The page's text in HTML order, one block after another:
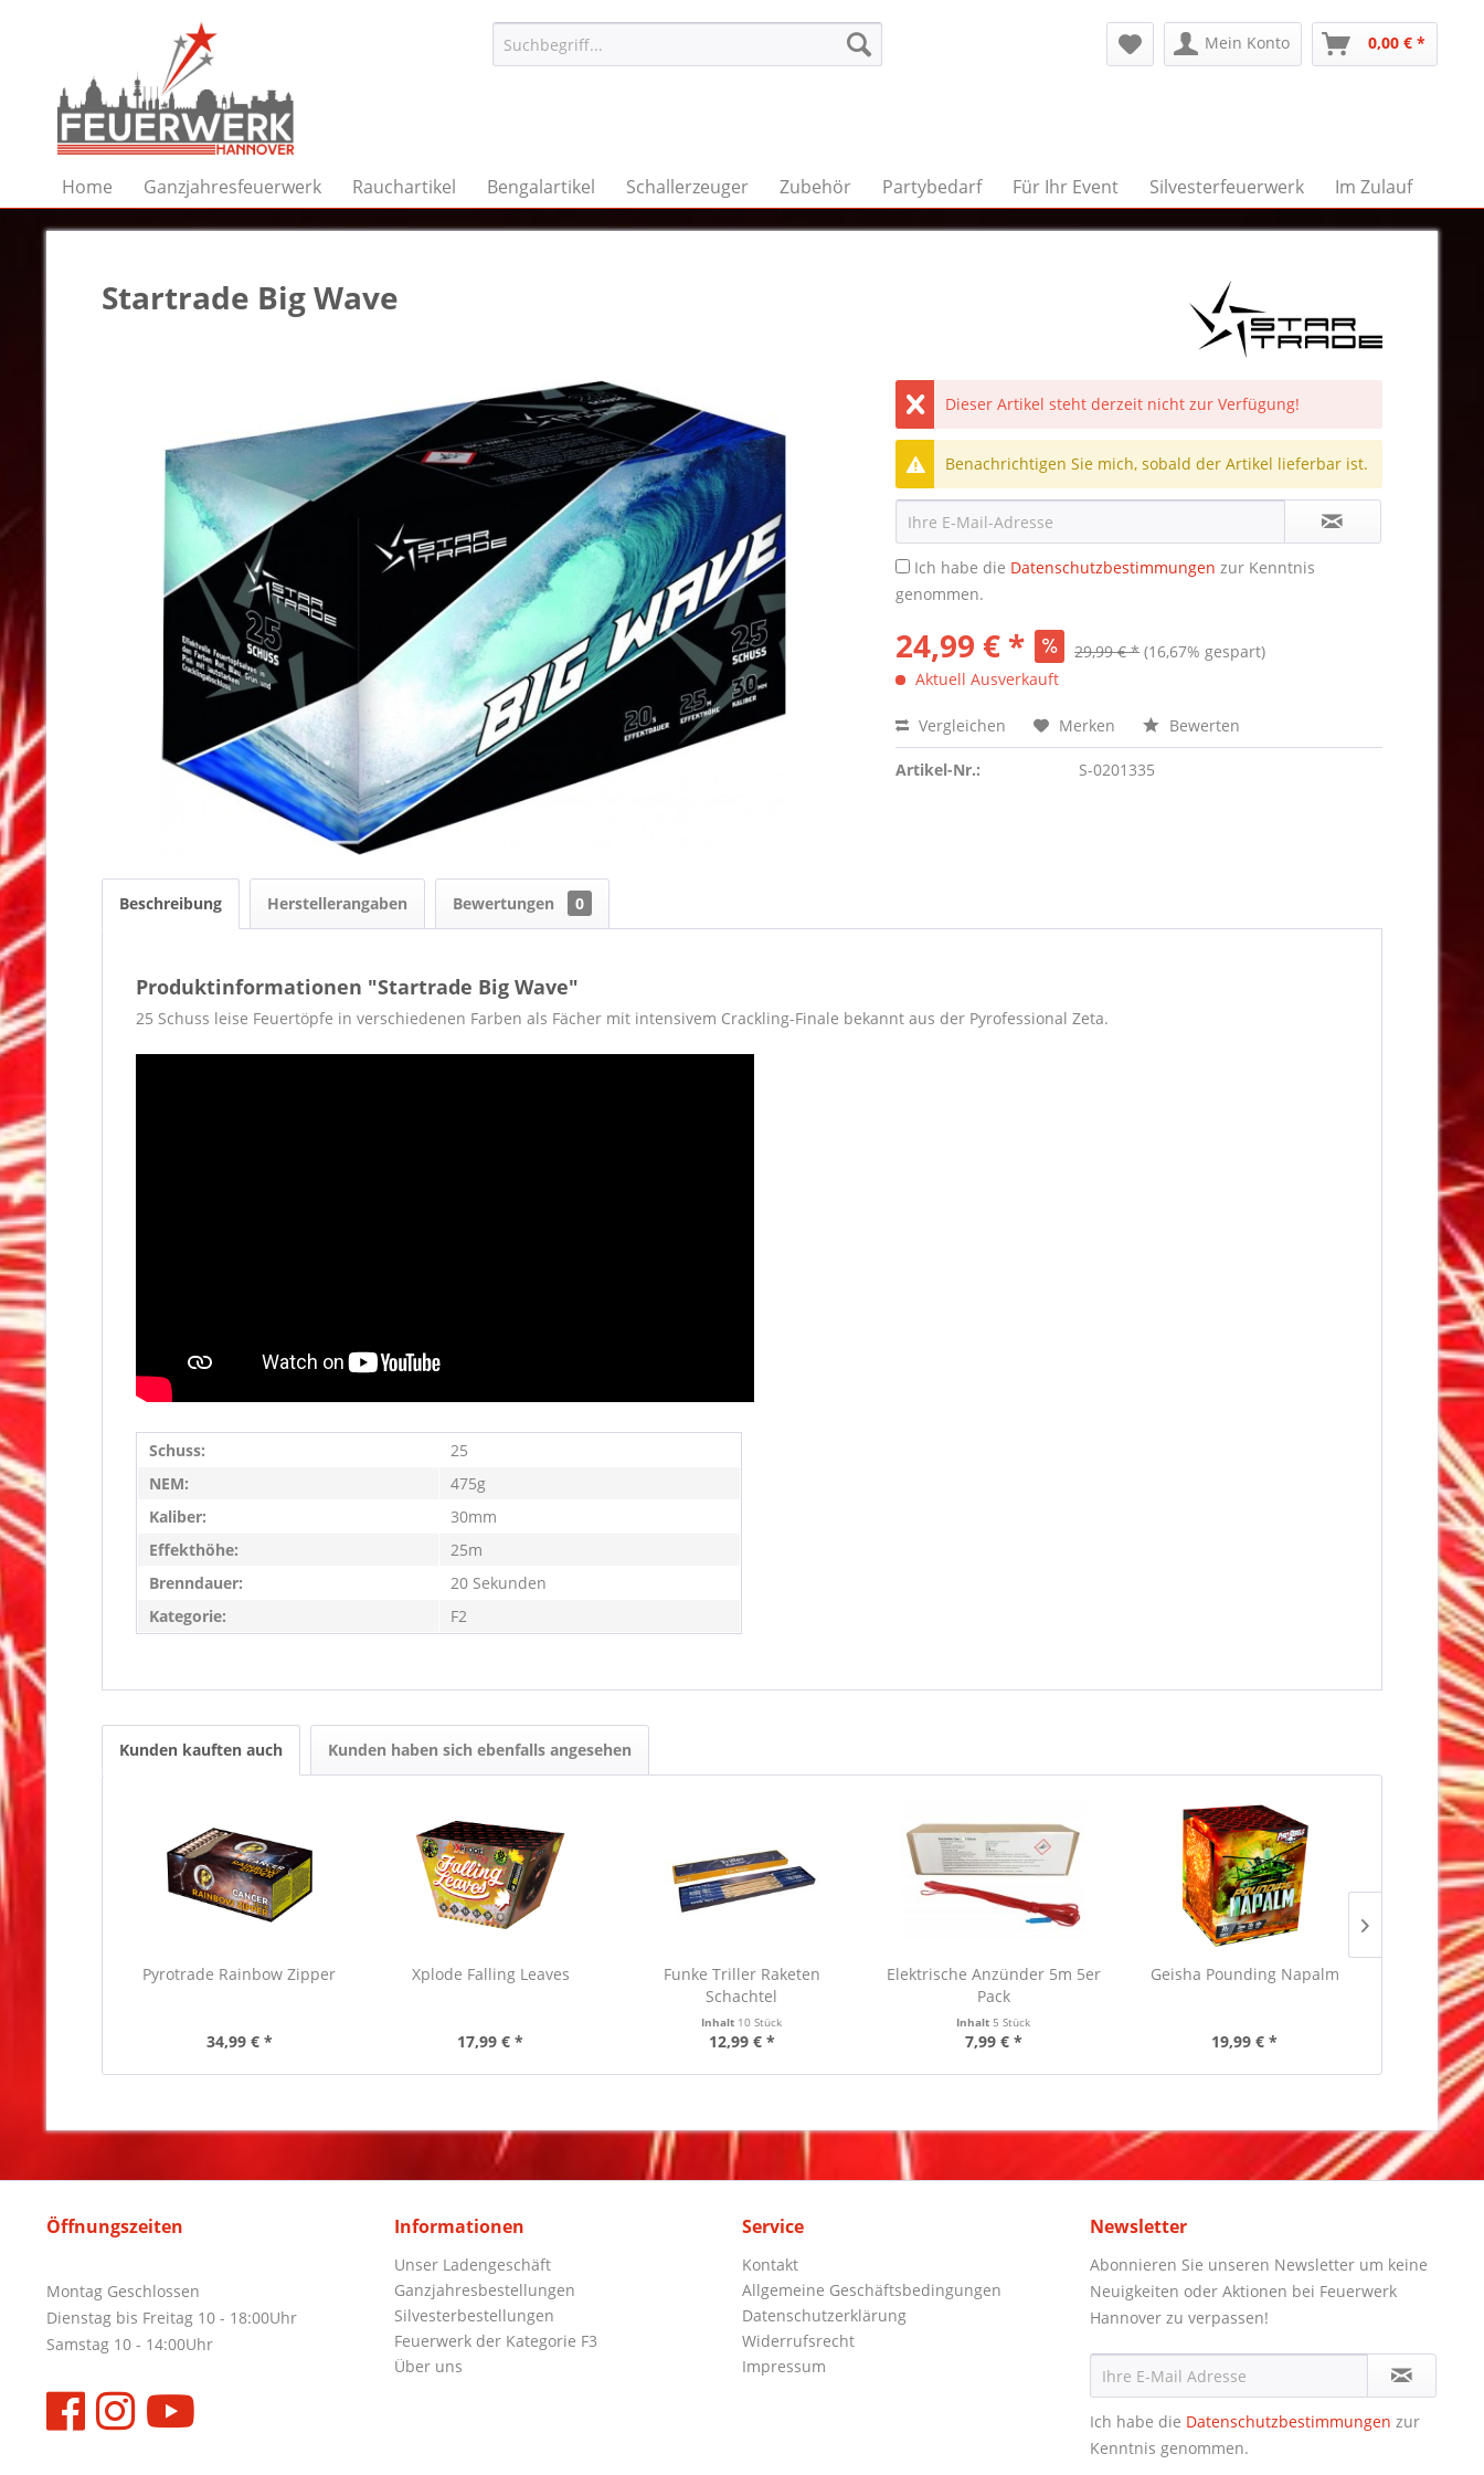
Mein Konto 0,00 € *
Home Ganzjahresfeuerwerk Rauchartikel Bengalartikel Schallerzeuger Zubehör Partybedarf Für Ihr Event Silvesterfeuerwerk Im Zulauf
Startrade Big Wave
Dieser Artikel steht derzeit nicht zur Verfügung!
Benachrichtigen Sie mich, sobald der Artikel lieferbar ist.
Ich habe die Datenschutzbestimmungen zur Kenntnis
genommen.
24,99 € * 29,99 € * (16,67% gespart)
Aktuell Ausverkauft
Vergleichen Merken Bewerten
Artikel-Nr.: S-0201335
Beschreibung Herstellerangaben Bewertungen 0
Produktinformationen "Startrade Big Wave"
25 Schuss leise Feuertöpfe in verschiedenen Farben als Fächer mit intensivem Crackling-Finale bekannt aus der Pyrofessional Zeta.
Schuss:
25
NEM:
475g
Kaliber:
30mm
Effekthöhe:
25m
Brenndauer:
20 Sekunden
Kategorie:
F2
Kunden kauften auch Kunden haben sich ebenfalls angesehen
Pyrotrade Rainbow Zipper
34,99 € *
Xplode Falling Leaves
17,99 € *
Funke Triller Raketen
Schachtel
Inhalt 10 Stück
12,99 € *
Elektrische Anzünder 5m 5er
Pack
Inhalt5 Stück
7,99 € *
Geisha Pounding Napalm
19,99 € *
Inhalt15
Öffnungszeiten
Montag Geschlossen
Dienstag bis Freitag 10 - 18:00Uhr
Samstag 10 - 14:00Uhr
Informationen
Unser Ladengeschäft
Ganzjahresbestellungen
Silvesterbestellungen
Feuerwerk der Kategorie F3
Über uns
Service
Kontakt
Allgemeine Geschäftsbedingungen
Datenschutzerklärung
Widerrufsrecht
Impressum
Newsletter
Abonnieren Sie unseren Newsletter um keine
Neuigkeiten oder Aktionen bei Feuerwerk
Hannover zu verpassen!
Ich habe die Datenschutzbestimmungen zur
Kenntnis genommen.